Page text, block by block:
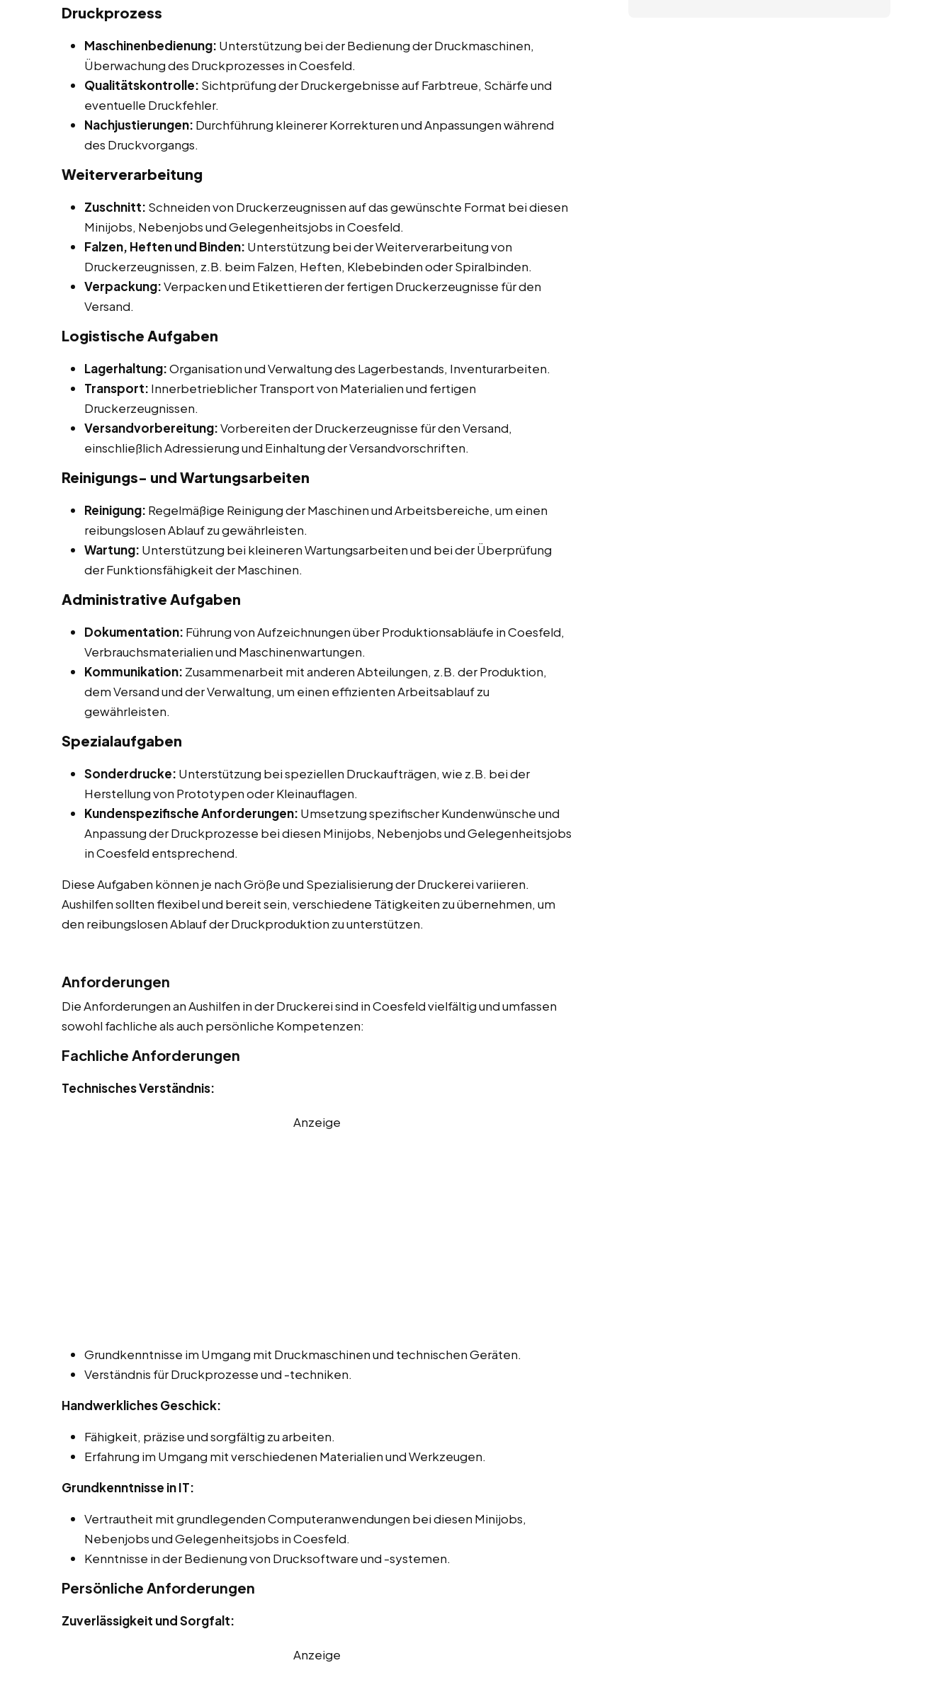
Druckprozess
Maschinenbedienung: Unterstützung bei der Bedienung der Druckmaschinen,
Überwachung des Druckprozesses in Coesfeld.
Qualitätskontrolle: Sichtprüfung der Druckergebnisse auf Farbtreue, Schärfe und
eventuelle Druckfehler.
Nachjustierungen: Durchführung kleinerer Korrekturen und Anpassungen während
des Druckvorgangs.
Weiterverarbeitung
Zuschnitt: Schneiden von Druckerzeugnissen auf das gewünschte Format bei diesen
Minijobs, Nebenjobs und Gelegenheitsjobs in Coesfeld.
Falzen, Heften und Binden: Unterstützung bei der Weiterverarbeitung von
Druckerzeugnissen, z.B. beim Falzen, Heften, Klebebinden oder Spiralbinden.
Verpackung:Verpacken und Etikettieren der fertigen Druckerzeugnisse für den
Versand.
Logistische Aufgaben
Lagerhaltung:Organisation und Verwaltung des Lagerbestands, Inventurarbeiten.
Transport: Innerbetrieblicher Transport von Materialien und fertigen
Druckerzeugnissen.
Versandvorbereitung:Vorbereiten der Druckerzeugnisse für den Versand,
einschließlich Adressierung und Einhaltung der Versandvorschriften.
Reinigungs- und Wartungsarbeiten
Reinigung: Regelmäßige Reinigung der Maschinen und Arbeitsbereiche, um einen
reibungslosen Ablauf zu gewährleisten.
Wartung: Unterstützung bei kleineren Wartungsarbeiten und bei der Überprüfung
der Funktionsfähigkeit der Maschinen.
Administrative Aufgaben
Dokumentation: Führung von Aufzeichnungen über Produktionsabläufe in Coesfeld,
Verbrauchsmaterialien und Maschinenwartungen.
Kommunikation: Zusammenarbeit mit anderen Abteilungen, z.B. der Produktion,
dem Versand und der Verwaltung, um einen effizienten Arbeitsablauf zu
gewährleisten.
Spezialaufgaben
Sonderdrucke: Unterstützung bei speziellen Druckaufträgen, wie z.B. bei der
Herstellung von Prototypen oder Kleinauflagen.
Kundenspezifische Anforderungen: Umsetzung spezifischer Kundenwünsche und
Anpassung der Druckprozesse bei diesen Minijobs, Nebenjobs und Gelegenheitsjobs
in Coesfeld entsprechend.
Diese Aufgaben können je nach Größe und Spezialisierung der Druckerei variieren.
Aushilfen sollten flexibel und bereit sein, verschiedene Tätigkeiten zu übernehmen, um
den reibungslosen Ablauf der Druckproduktion zu unterstützen.
Anforderungen
Die Anforderungen an Aushilfen in der Druckerei sind in Coesfeld vielfältig und umfassen
sowohl fachliche als auch persönliche Kompetenzen:
Fachliche Anforderungen
Technisches Verständnis:
Anzeige
Grundkenntnisse im Umgang mit Druckmaschinen und technischen Geräten.
Verständnis für Druckprozesse und -techniken.
Handwerkliches Geschick:
Fähigkeit, präzise und sorgfältig zu arbeiten.
Erfahrung im Umgang mit verschiedenen Materialien und Werkzeugen.
Grundkenntnisse in IT:
Vertrautheit mit grundlegenden Computeranwendungen bei diesen Minijobs,
Nebenjobs und Gelegenheitsjobs in Coesfeld.
Kenntnisse in der Bedienung von Drucksoftware und -systemen.
Persönliche Anforderungen
Zuverlässigkeit und Sorgfalt:
Anzeige